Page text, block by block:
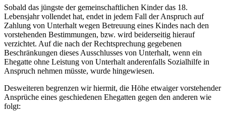
Sobald das jüngste der gemeinschaftlichen Kinder das 18.
Lebensjahr vollendet hat, endet in jedem Fall der Anspruch auf
Zahlung von Unterhalt wegen Betreuung eines Kindes nach den
vorstehenden Bestimmungen, bzw. wird beiderseitig hierauf
verzichtet. Auf die nach der Rechtsprechung gegebenen
Beschränkungen dieses Ausschlusses von Unterhalt, wenn ein
Ehegatte ohne Leistung von Unterhalt anderenfalls Sozialhilfe in
Anspruch nehmen müsste, wurde hingewiesen.
Desweiteren begrenzen wir hiermit, die Höhe etwaiger vorstehender
Ansprüche eines geschiedenen Ehegatten gegen den anderen wie
folgt: